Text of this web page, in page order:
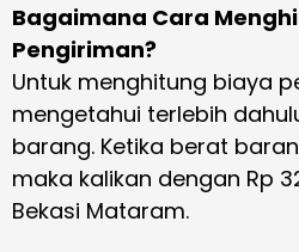
Bagaimana Cara
Pengiriman?
Untuk menghitung biaya
mengetahui terlebih
barang. Ketika berat
maka kalikan dengan Rp
Bekasi Mataram.